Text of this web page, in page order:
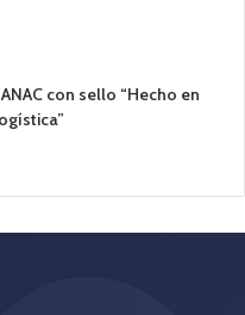
con sello “Hecho en